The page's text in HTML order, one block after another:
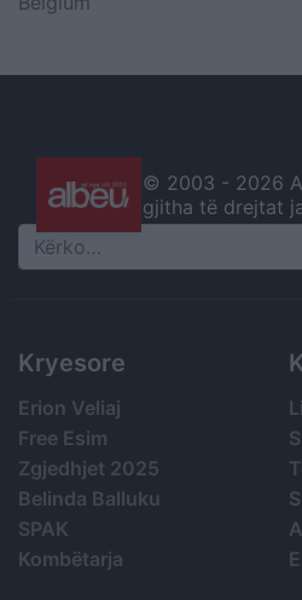
© 2003 - 2026
gjitha të drejtat
Search
Kryesore
Erion Veliaj
Free Esim
Zgjedhjet 2025
Belinda Balluku
SPAK
Kombëtarja